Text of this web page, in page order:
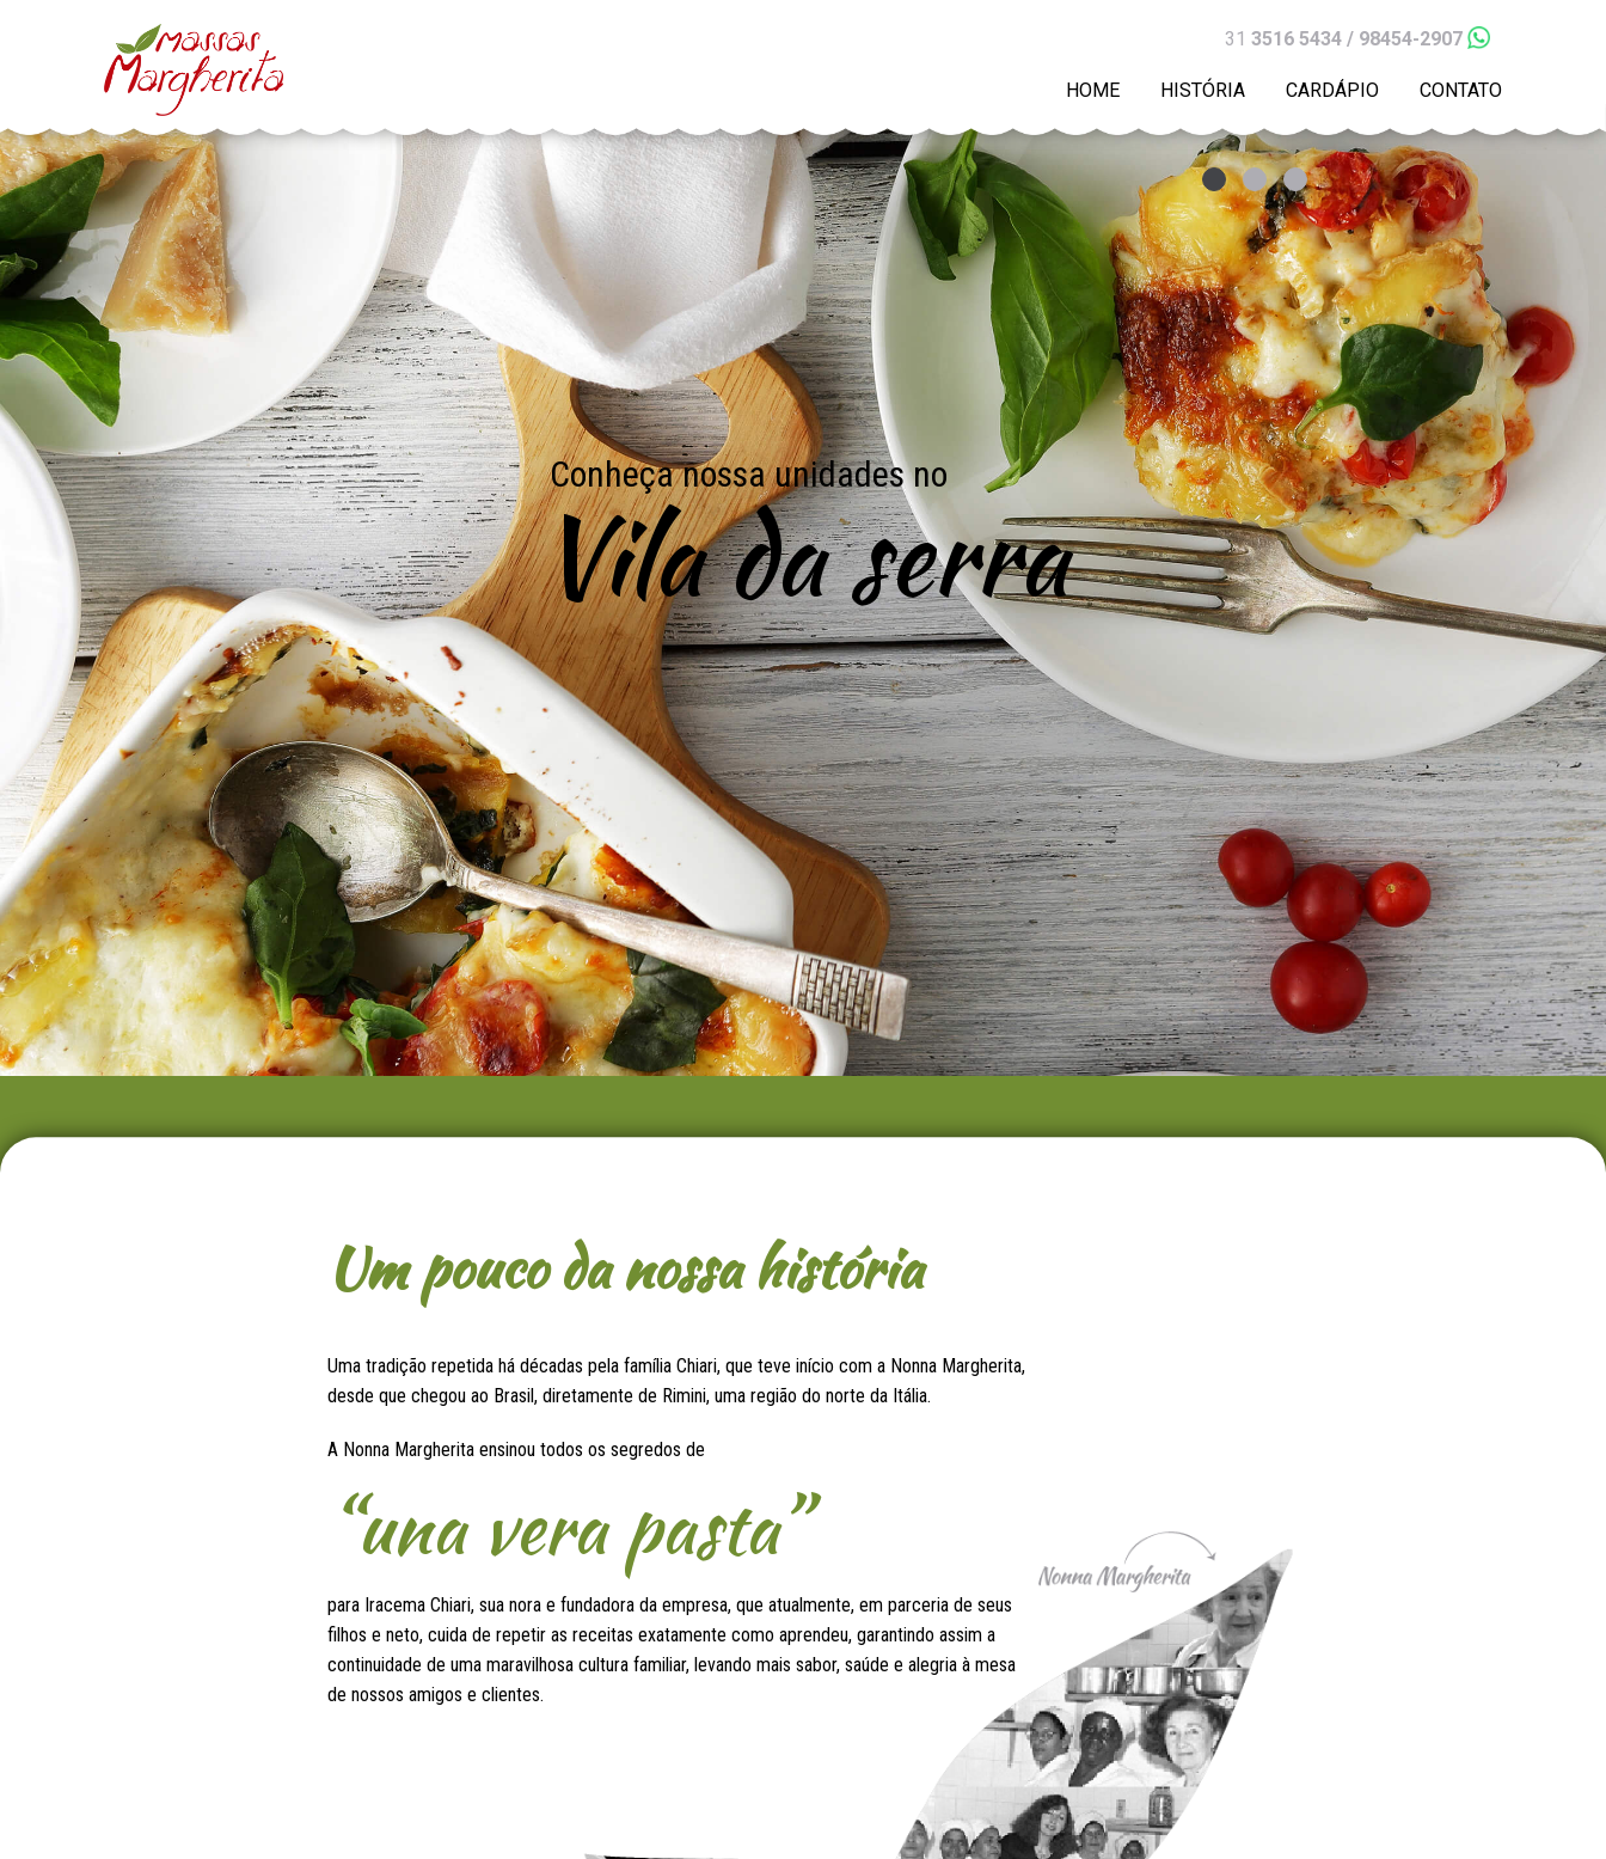
31 3516 5434 / 98454-2907
HOME HISTÓRIA CARDÁPIO CONTATO
Conheça nossa unidades no
Vila da serra
Um pouco da nossa história
Uma tradição repetida há décadas pela família Chiari, que teve início com a Nonna Margherita,
desde que chegou ao Brasil, diretamente de Rimini, uma região do norte da Itália.
A Nonna Margherita ensinou todos os segredos de
“una vera pasta”
para Iracema Chiari, sua nora e fundadora da empresa, que atualmente, em parceria de seus
filhos e neto, cuida de repetir as receitas exatamente como aprendeu, garantindo assim a
continuidade de uma maravilhosa cultura familiar, levando mais sabor, saúde e alegria à mesa
de nossos amigos e clientes.